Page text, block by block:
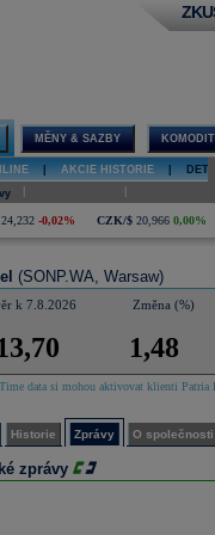
MĚNY & SAZBY
AKCIE HISTORIE
24,232 -0,02% CZK/$ 20,966 0,00%
(SONP.WA, Warsaw)
k 7.8.2026 Změna (%)
1,48
data si mohou aktivovat klienti
Historie Zprávy O společnosti
zprávy